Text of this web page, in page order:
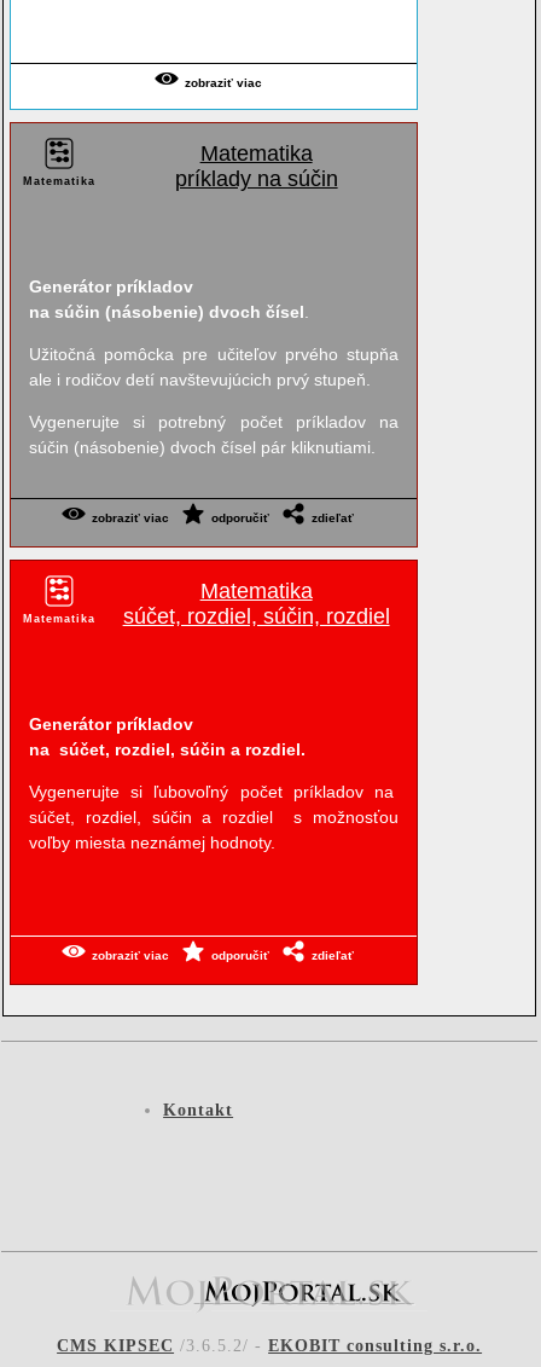
zobraziť viac
Matematika
príklady na súčin
Matematika
Generátor príkladov
na súčin (násobenie) dvoch čísel
Užitočná pomôcka pre učiteľov prvého stupňa
ale i rodičov detí navštevujúcich prvý stupeň.
Vygenerujte si potrebný počet príkladov na
súčin (násobenie) dvoch čísel pár kliknutiami.
zobraziť viac odporučiť zdieľať
Matematika
súčet, rozdiel, súčin, rozdiel
Matematika
Generátor príkladov
na súčet, rozdiel, súčin a rozdiel.
Vygenerujte si ľubovoľný počet príkladov na
súčet, rozdiel, súčin a rozdiel s možnosťou
voľby miesta neznámej hodnoty.
zobraziť viac odporučiť zdieľať
Kontakt
CMS KIPSEC /3.6.5.2/ -EKOBIT consulting s.r.o.